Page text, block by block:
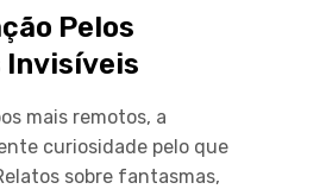
Pelos
mais remotos, a
curiosidade pelo que
sobre fantasmas,